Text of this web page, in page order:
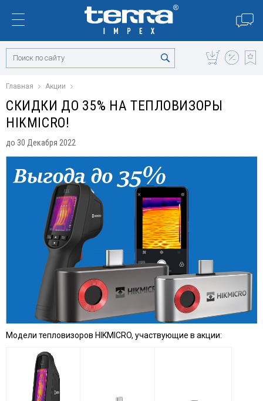
Главная Акции
СКИДКИ ДО 35% НА ТЕПЛОВИЗОРЫ
HIKMICRO!
до 30 Декабря 2022
Модели тепловизоров HIKMICRO, участвующие в акции: